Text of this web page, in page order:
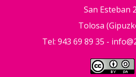
San Esteban
Tolosa
Tel: 943 69 89 35 -